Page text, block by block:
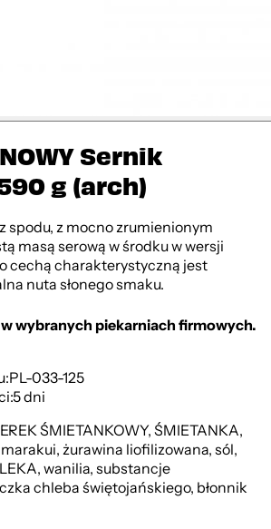
Sernik
g (arch)
spodu, z mocno zrumienionym
masą serową w środku w wersji
cechą charakterystyczną jest
nuta słonego smaku.
wybranych piekarniach firmowych.
PL-033-125
5 dni
ŚMIETANKOWY, ŚMIETANKA,
żurawina liofilizowana, sól,
wanilia, substancje
chleba świętojańskiego, błonnik